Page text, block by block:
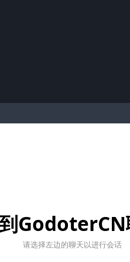
GodoterCN
请选择左边的聊天以进行会话